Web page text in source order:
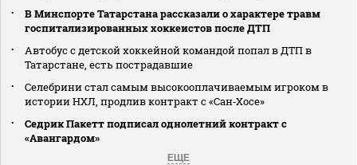
В Минспорте Татарстана рассказали о характере травм
госпитализированных хоккеистов после ДТП
Автобус с детской хоккейной командой попал в ДТП в
Татарстане, есть пострадавшие
Селебрини стал самым высокооплачиваемым игроком в
истории НХЛ, продлив контракт с «Сан‑Хосе»
Седрик Пакетт подписал однолетний контракт с
«Авангардом»
ЕЩЕ